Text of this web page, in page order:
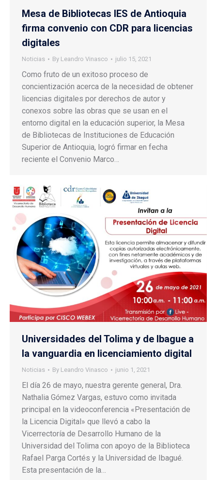
Mesa de Bibliotecas IES de Antioquia
firma convenio con CDR para licencias
digitales
Noticias By Leandro Vinasco julio 15, 2021
Como fruto de un exitoso proceso de
concientización acerca de la necesidad de obtener
licencias digitales por derechos de autor y
conexos sobre las obras que se usan en el
entorno digital en la educación superior, la Mesa
de Bibliotecas de Instituciones de Educación
Superior de Antioquia, logró firmar en fecha
reciente el Convenio Marco…
Universidades del Tolima y de Ibague a
la vanguardia en licenciamiento digital
Noticias By Leandro Vinasco junio 1, 2021
El día 26 de mayo, nuestra gerente general, Dra.
Nathalia Gómez Vargas, estuvo como invitada
principal en la videoconferencia «Presentación de
la Licencia Digital» que llevó a cabo la
Vicerrectoría de Desarrollo Humano de la
Universidad del Tolima con apoyo de la Biblioteca
Rafael Parga Cortés y la Universidad de Ibagué.
Esta presentación de la…